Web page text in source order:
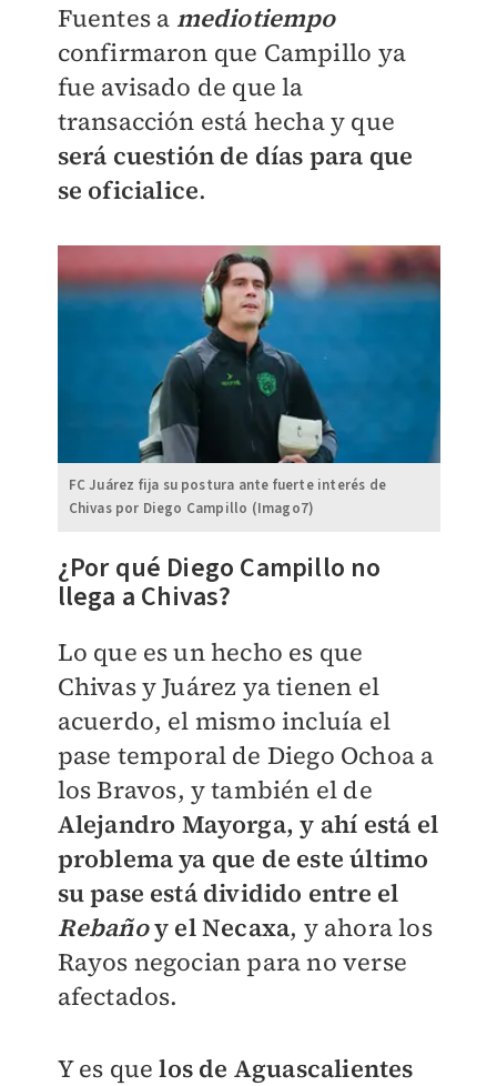
Fuentes a mediotiempo
confirmaron que Campillo ya
fue avisado de que la
transacción está hecha y que
será cuestión de días para que
se oficialice.
FC Juárez fija su postura ante fuerte interés de
Chivas por Diego Campillo (Imago7)
¿Por qué Diego Campillo no
llega a Chivas?
Lo que es un hecho es que
Chivas y Juárez ya tienen el
acuerdo, el mismo incluía el
pase temporal de Diego Ochoa a
los Bravos, y también el de
Alejandro Mayorga, y ahí está el
problema ya que de este último
su pase está dividido entre el
Rebañoy el Necaxa, y ahora los
Rayos negocian para no verse
afectados.
Y es quelos de Aguascalientes